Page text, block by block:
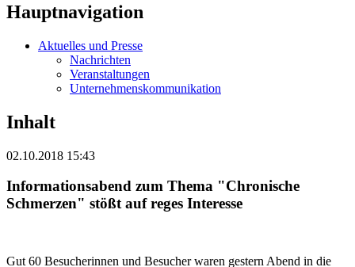
Hauptnavigation
Aktuelles und Presse
Nachrichten
Veranstaltungen
Unternehmenskommunikation
Inhalt
02.10.2018 15:43
Informationsabend zum Thema "Chronische
Schmerzen" stößt auf reges Interesse
Gut 60 Besucherinnen und Besucher waren gestern Abend in die